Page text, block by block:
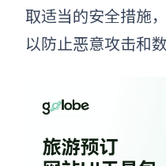
取适当的安全措施
以防止恶意攻击和